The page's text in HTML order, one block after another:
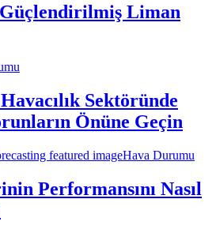
Liman
Sektöründe
Önüne Geçin
Hava Durumu
Performansını Nasıl